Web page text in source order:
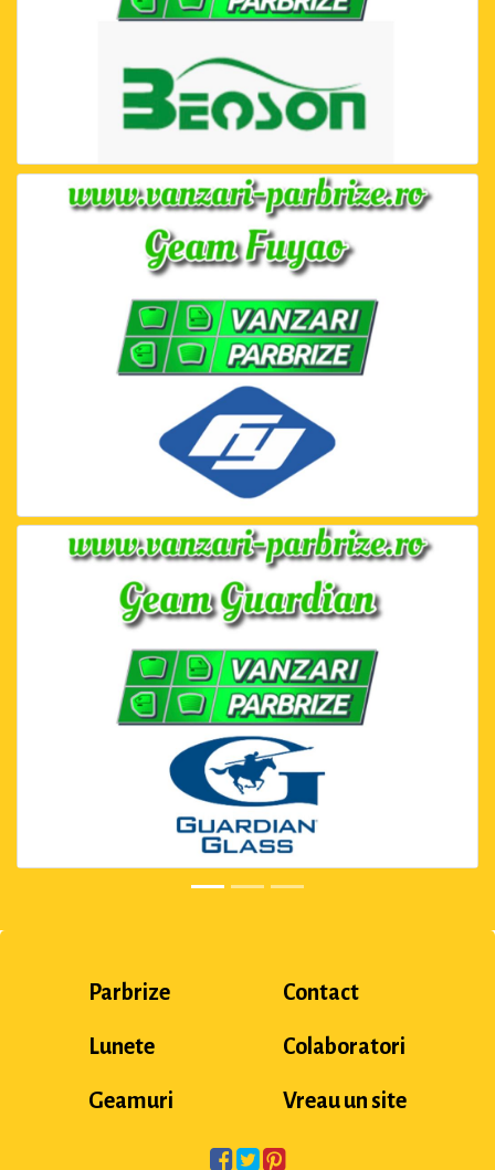
Parbrize
Lunete
Geamuri
Contact
Colaboratori
Vreau un site